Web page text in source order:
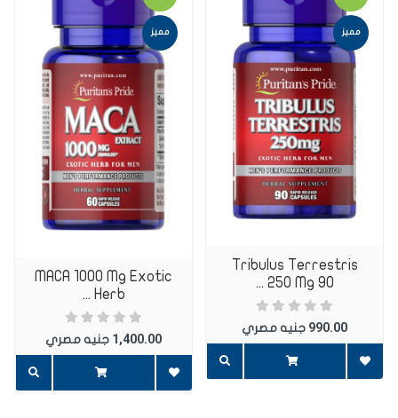
اختر تقييم
اضافة تعليق
اضف تعليق
مميز
Tribulus Terrestris
250 Mg 90 ...
990.00 جنيه مصري
مميز
MACA 1000 Mg Exotic
Herb ...
1,400.00 جنيه مصري